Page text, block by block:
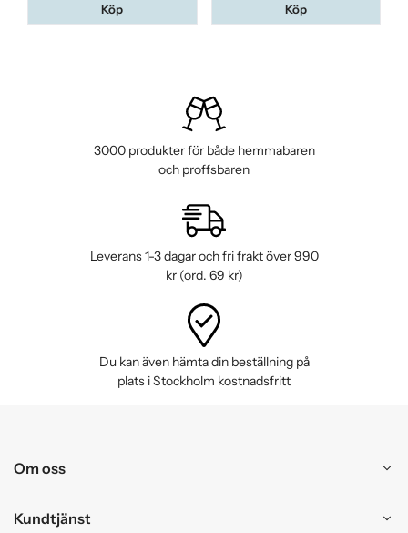
Köp Köp
3000 produkter för både hemmabaren
och proffsbaren
Leverans 1-3 dagar och fri frakt över 990
kr (ord. 69 kr)
Du kan även hämta din beställning på
plats i Stockholm kostnadsfritt
Om oss
Kundtjänst